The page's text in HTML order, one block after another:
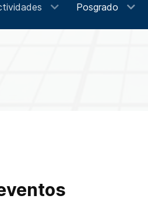
Posgrado